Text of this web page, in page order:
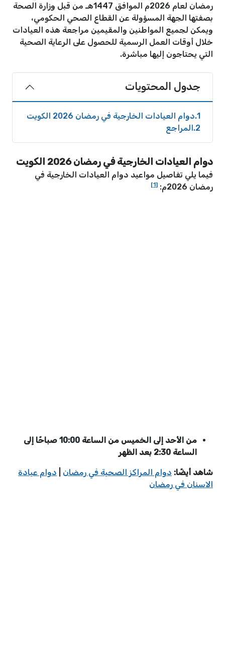
رمضان لعام 2026م الموافق 1447هـ من قبل وزارة الصحة
بصفتها الجهة المسؤولة عن القطاع الصحي الحكومي،
ويمكن لجميع المواطنين والمقيمين مراجعة هذه العيادات
خلال أوقات العمل الرسمية للحصول على الرعاية الصحية
التي يحتاجون إليها مباشرة.
جدول المحتويات
1 دوام العيادات الخارجية في رمضان 2026 الكويت
2 المراجع
دوام العيادات الخارجية في رمضان 2026 الكويت
فيما يلي تفاصيل مواعيد دوام العيادات الخارجية في
رمضان 2026م:
[1]
من الأحد إلى الخميس من الساعة 10:00 صباحًا إلى
الساعة 2:30 بعد الظهر
شاهد أيضًا: دوام المراكز الصحية في رمضان
دوام عيادة
الاسنان في رمضان